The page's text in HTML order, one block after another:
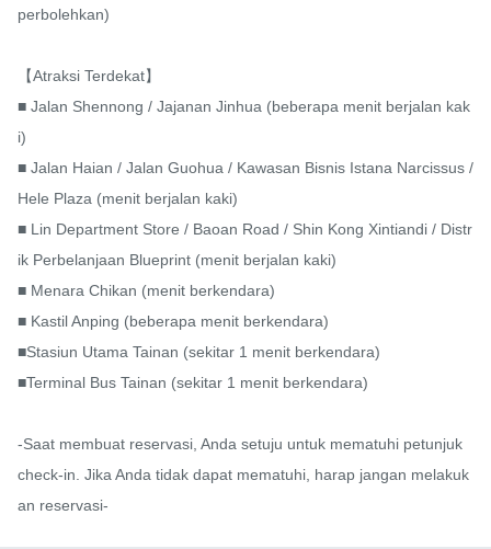
perbolehkan)
【Atraksi Terdekat】
■ Jalan Shennong / Jajanan Jinhua (beberapa menit berjalan kak
i)
■ Jalan Haian / Jalan Guohua / Kawasan Bisnis Istana Narcissus /
Hele Plaza (menit berjalan kaki)
■ Lin Department Store / Baoan Road / Shin Kong Xintiandi / Distr
ik Perbelanjaan Blueprint (menit berjalan kaki)
■ Menara Chikan (menit berkendara)
■ Kastil Anping (beberapa menit berkendara)
■Stasiun Utama Tainan (sekitar 1 menit berkendara)
■Terminal Bus Tainan (sekitar 1 menit berkendara)
-Saat membuat reservasi, Anda setuju untuk mematuhi petunjuk
check-in. Jika Anda tidak dapat mematuhi, harap jangan melakuk
an reservasi-